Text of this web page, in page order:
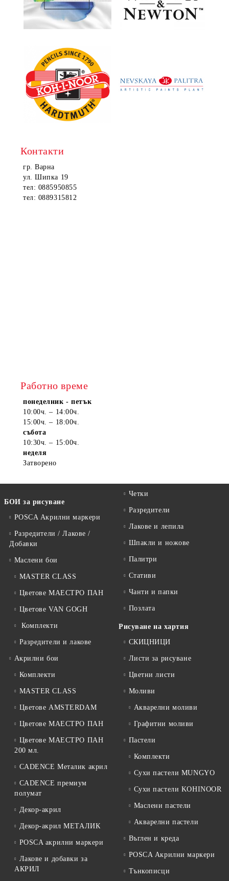
Контакти
гр. Варна
ул. Шипка 19
тел: 0885950855
тел: 0889315812
Работно време
понеделник - петък
10:00ч. – 14:00ч.
15:00ч. – 18:00ч.
събота
10:30ч. – 15:00ч.
неделя
Затворено
БОИ за рисуване
POSCA Акрилни маркери
Разредители / Лакове /
Добавки
Маслени бои
MASTER CLASS
Цветове МАЕСТРО ПАН
Цветове VAN GOGH
Комплекти
Разредители и лакове
Акрилни бои
Комплекти
MASTER CLASS
Цветове AMSTERDAM
Цветове МАЕСТРО ПАН
Цветове МАЕСТРО ПАН
200 мл.
CADENCE Металик акрил
CADENCE премиум
полумат
Декор-акрил
Декор-акрил МЕТАЛИК
POSCA акрилни маркери
Лакове и добавки за
АКРИЛ
Четки
Разредители
Лакове и лепила
Шпакли и ножове
Палитри
Стативи
Чанти и папки
Позлата
Рисуване на хартия
СКИЦНИЦИ
Листи за рисуване
Цветни листи
Моливи
Акварелни моливи
Графитни моливи
Пастели
Комплекти
Сухи пастели MUNGYO
Сухи пастели KOHINOOR
Маслени пастели
Акварелни пастели
Въглен и креда
POSCA Акрилни маркери
Тънкописци